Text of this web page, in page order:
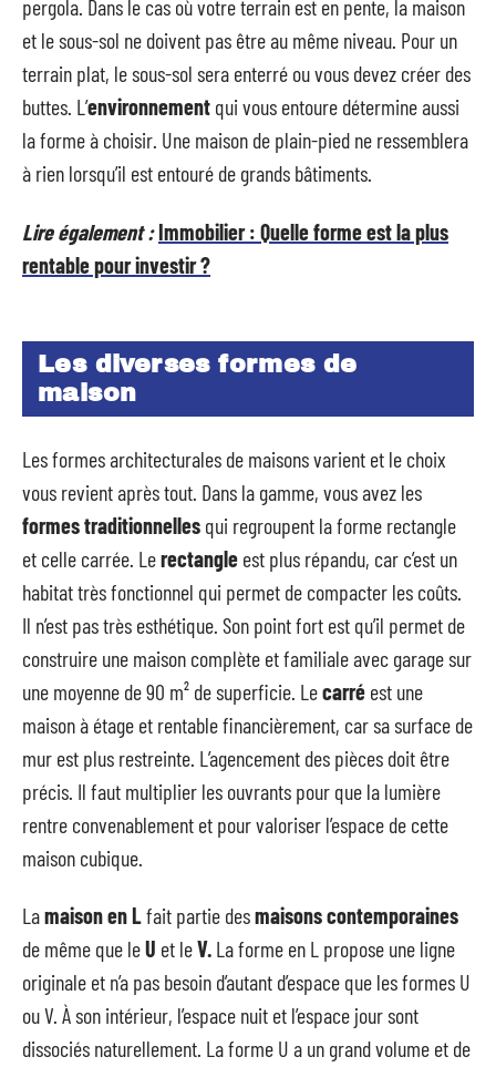
pergola. Dans le cas où votre terrain est en pente, la maison
et le sous-sol ne doivent pas être au même niveau. Pour un
terrain plat, le sous-sol sera enterré ou vous devez créer des
buttes. L’environnement qui vous entoure détermine aussi
la forme à choisir. Une maison de plain-pied ne ressemblera
à rien lorsqu’il est entouré de grands bâtiments.
Lire également :Immobilier : Quelle forme est la plus
rentable pour investir ?
Les diverses formes de
maison
Les formes architecturales de maisons varient et le choix
vous revient après tout. Dans la gamme, vous avez les
formes traditionnelles qui regroupent la forme rectangle
et celle carrée. Lerectangle est plus répandu, car c’est un
habitat très fonctionnel qui permet de compacter les coûts.
Il n’est pas très esthétique. Son point fort est qu’il permet de
construire une maison complète et familiale avec garage sur
une moyenne de 90 m² de superficie. Lecarré est une
maison à étage et rentable financièrement, car sa surface de
mur est plus restreinte. L’agencement des pièces doit être
précis. Il faut multiplier les ouvrants pour que la lumière
rentre convenablement et pour valoriser l’espace de cette
maison cubique.
Lamaison en Lfait partie desmaisons contemporaines
de même que leU et leV. La forme en L propose une ligne
originale et n’a pas besoin d’autant d’espace que les formes U
ou V. À son intérieur, l’espace nuit et l’espace jour sont
dissociés naturellement. La forme U a un grand volume et de